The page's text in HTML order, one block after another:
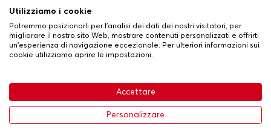
26,24 €
-25% 34,99 €
Aggiungi al carrello
Condizioni generali di vendita•
Politica sulla privacy e sui cookie•Livraison
Utilizziamo i cookie
Potremmo posizionarli per l'analisi dei dati dei nostri visitatori, per
migliorare il nostro sito Web, mostrare contenuti personalizzati e offrirti
un'esperienza di navigazione eccezionale. Per ulteriori informazioni sui
cookie utilizziamo aprire le impostazioni.
Accettare
Personalizzare